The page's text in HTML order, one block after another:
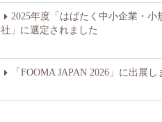
2025年度「はばたく中小企業・小
社」に選定されました
「FOOMA JAPAN 2026」に出展し